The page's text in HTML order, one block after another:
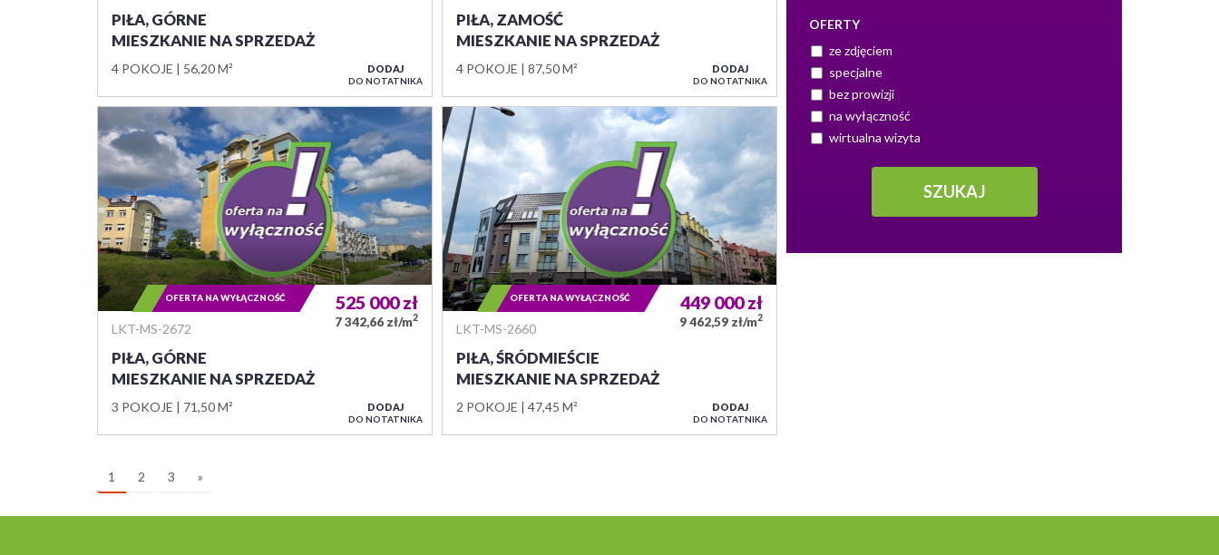
OFERTY
ze zdjęciem
specjalne
bez prowizji
na wyłączność
wirtualna wizyta
PIŁA, GÓRNE
MIESZKANIE NA SPRZEDAŻ
4 POKOJE 56,20 M² DODAJ
DO NOTATNIKA
PIŁA, ZAMOŚĆ
MIESZKANIE NA SPRZEDAŻ
4 POKOJE 87,50 M² DODAJ
DO NOTATNIKA
LKT-MS-2672
PIŁA, GÓRNE
MIESZKANIE NA SPRZEDAŻ
3 POKOJE 71,50 M²
525 000zł
7 342,66 zł/m2
OFERTA NA WYŁĄCZNOŚĆ
DODAJ
DO NOTATNIKA
LKT-MS-2660
PIŁA, ŚRÓDMIEŚCIE
MIESZKANIE NA SPRZEDAŻ
2 POKOJE 47,45 M²
449 000zł
9 462,59 zł/m2
OFERTA NA WYŁĄCZNOŚĆ
DODAJ
DO NOTATNIKA
1 2 3 »